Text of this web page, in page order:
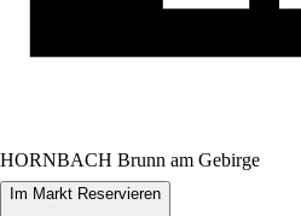
HORNBACH Brunn am Gebirge
Im Markt Reservieren